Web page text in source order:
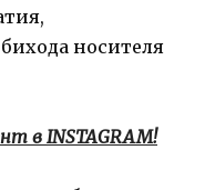
носителя
в INSTAGRAM!